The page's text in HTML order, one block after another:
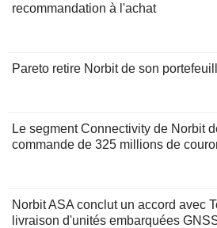
recommandation à l'achat
Pareto retire Norbit de son
Le segment Connectivity de Norbit
commande de 325 millions de
Norbit ASA conclut un accord avec
livraison d'unités embarquées